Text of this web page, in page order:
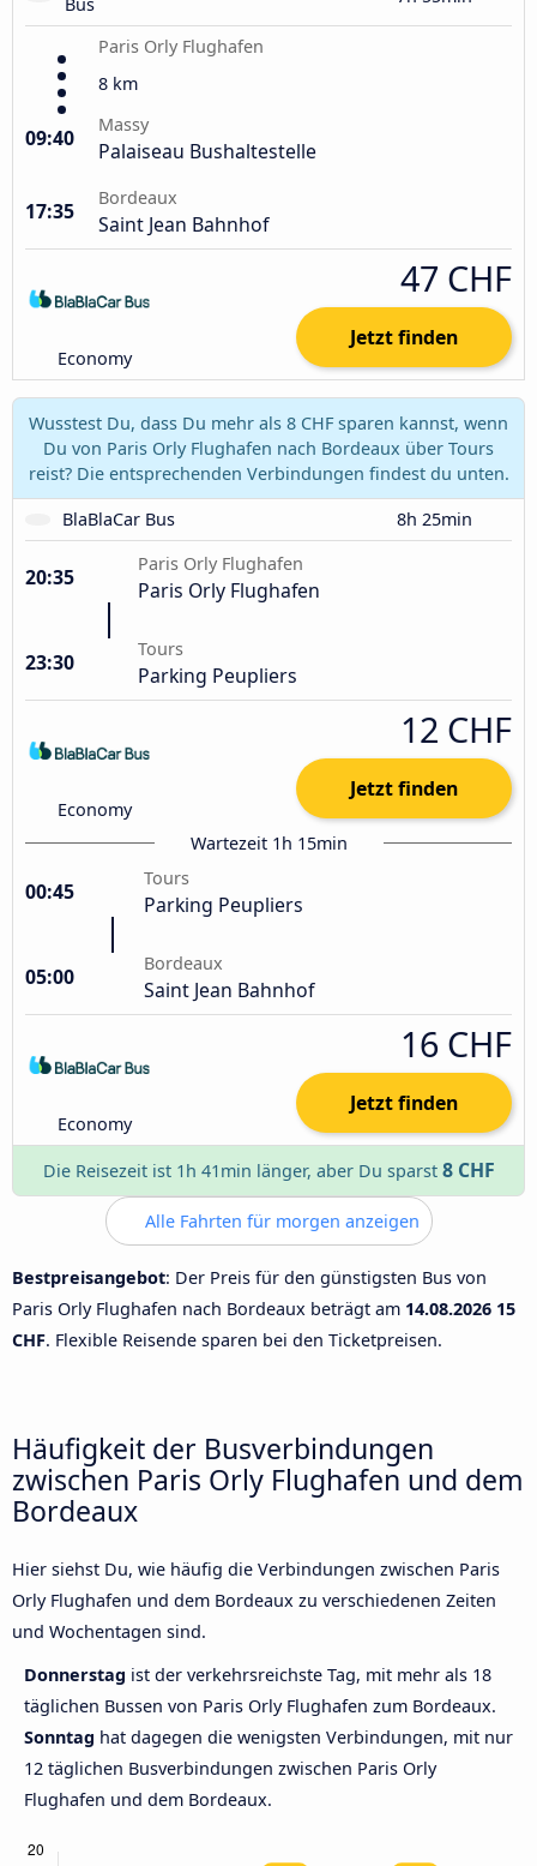
Paris Orly Flughafen
8 km
09:40
Massy
Palaiseau Bushaltestelle
17:35
Bordeaux
Saint Jean Bahnhof
Economy
47 CHF
Jetzt finden
Wusstest Du, dass Du mehr als 8 CHF sparen kannst, wenn
Du von Paris Orly Flughafen nach Bordeaux über Tours
reist? Die entsprechenden Verbindungen findest du unten.
BlaBlaCar Bus
8h 25min
20:35
Paris Orly Flughafen
Paris Orly Flughafen
23:30
Tours
Parking Peupliers
Economy
12 CHF
Jetzt finden
Wartezeit 1h 15min
00:45
Tours
Parking Peupliers
05:00
Bordeaux
Saint Jean Bahnhof
Economy
16 CHF
Jetzt finden
Die Reisezeit ist 1h 41min länger, aber Du sparst 8 CHF
Alle Fahrten für morgen anzeigen
Bestpreisangebot: Der Preis für den günstigsten Bus von
Paris Orly Flughafen nach Bordeaux beträgt am 14.08.2026 15
CHF. Flexible Reisende sparen bei den Ticketpreisen.
Häufigkeit der Busverbindungen
zwischen Paris Orly Flughafen und dem
Bordeaux
Hier siehst Du, wie häufig die Verbindungen zwischen Paris
Orly Flughafen und dem Bordeaux zu verschiedenen Zeiten
und Wochentagen sind.
Donnerstag ist der verkehrsreichste Tag, mit mehr als 18
täglichen Bussen von Paris Orly Flughafen zum Bordeaux.
Sonntag hat dagegen die wenigsten Verbindungen, mit nur
12 täglichen Busverbindungen zwischen Paris Orly
Flughafen und dem Bordeaux.